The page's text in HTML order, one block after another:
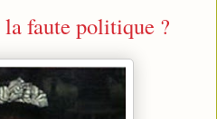
faute politique ?